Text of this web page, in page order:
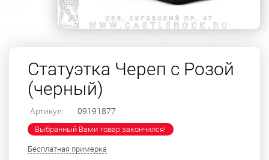
Статуэтка Череп с Розой
(черный)
Артикул: 09191877
Выбранный Вами товар закончился!
Бесплатная примерка